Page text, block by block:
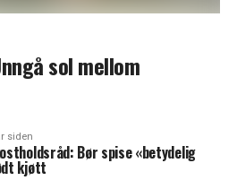
sol mellom
siden
Bør spise «betydelig
kjøtt